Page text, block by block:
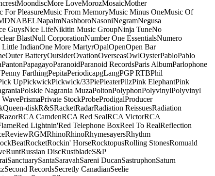
MoondiscMore LoveMorozMosaicMother
For PleasureMusic From MemoryMusic Minus OneMusic Of
NABELNapalmNashboroNasoniNegramNegusa
GuysNice LifeNikitin Music GroupNinja TuneNo
BlastNull CorporationNumber One EssentialsNumero
Little IndianOne More MartyrOpalOpenOpen Bar
Outer BatteryOutsiderOvationOverseasOwlOysterPabloPablo
PantonPapagayoParanoidParanoid RecordsParis AlbumParlophone
Penny FarthingPepitaPeriodicapgLangPGP RTBPhil
UpPickwickPickwick/33PiePieaterPilzPink ElephantPink
Polskie Nagrania MuzaPoltonPolyphonPolyvinylPolyvinyl
WavePrismaPrivate StockProbeProdigalProducer
Queen-diskR&SRacketRadarRadiation ReissuesRadiation
RazorRCA CamdenRCA Red SealRCA VictorRCA
Red Lightnin'Red Telephone BoxReel To RealReflection
ReviewRGMRhinoRhinoRhymesayersRhythm
RocketRockin' HorseRocktopusRolling StonesRomuald
RuntRussian DiscRustbladeS&P
SanctuarySantaSaravahSareni DucanSastruphonSaturn
Second RecordsSecretly CanadianSeelie